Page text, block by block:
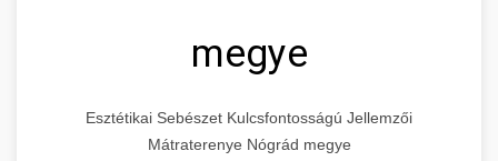
megye
Esztétikai Sebészet Kulcsfontosságú Jellemzői
Mátraterenye Nógrád megye